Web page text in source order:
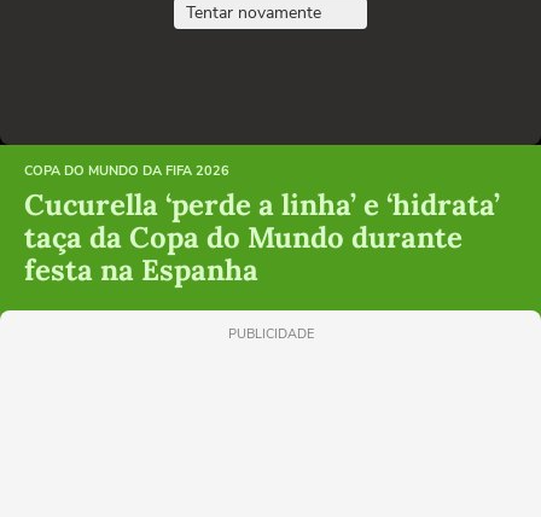
Tentar novamente
COPA DO MUNDO DA FIFA 2026
Cucurella ‘perde a linha’ e ‘hidrata’
taça da Copa do Mundo durante
festa na Espanha
PUBLICIDADE